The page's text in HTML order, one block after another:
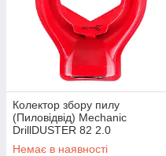
Колектор збору пилу
(Пиловідвід) Mechanic
DrillDUSTER 82 2.0
Немає в наявності